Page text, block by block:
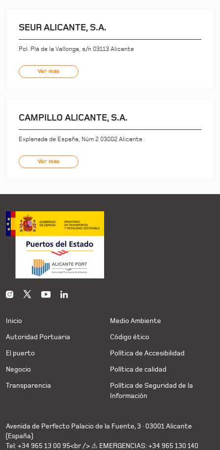
SEUR ALICANTE, S.A.
Pol. Plá de la Vallonga, s/n 03113 Alicante
Ver mas
CAMPILLO ALICANTE, S.A.
Explanada de España, Núm 2 03002 Alicante
Ver mas
Inicio
Autoridad Portuaria
El puerto
Negocio
Transparencia
Medio Ambiente
Código ético
Política de Accesibilidad
Política de calidad
Política de Seguridad de la
Información
Avenida de Perfecto Palacio de la Fuente, 3 · 03001 Alicante
(España)
Tel: +34 965 13 00 95<br /> ⚠ EMERGENCIAS: +34 965 130 140